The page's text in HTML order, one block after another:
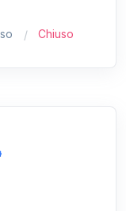
Chiuso